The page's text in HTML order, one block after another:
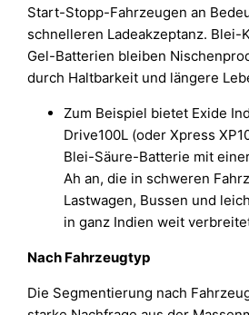
Start-Stopp-Fahrzeugen an
schnelleren Ladeakzeptanz. Blei-
Gel-Batterien bleiben
durch Haltbarkeit und längere
Zum Beispiel bietet Exide
Drive100L (oder Xpress
Blei-Säure-Batterie mit
Ah an, die in schweren
Lastwagen, Bussen und
in ganz Indien weit
Nach Fahrzeugtyp
Die Segmentierung nach